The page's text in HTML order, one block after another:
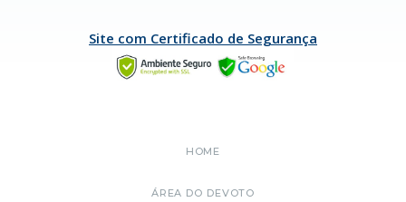
Site com Certificado de Segurança
HOME
ÁREA DO DEVOTO